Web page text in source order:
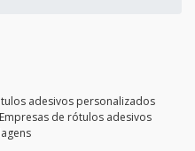
adesivos personalizados
Empresas de rótulos adesivos